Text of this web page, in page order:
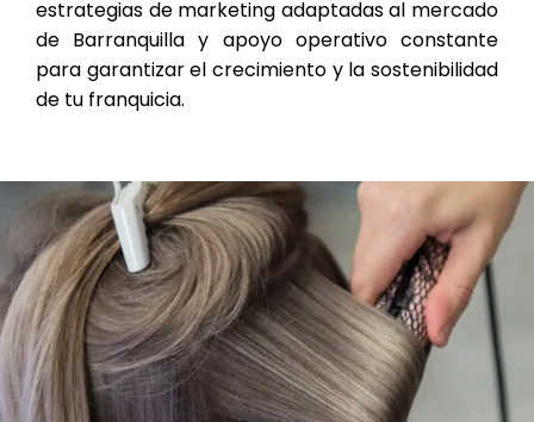
estrategias de marketing adaptadas al mercado
de Barranquilla y apoyo operativo constante
para garantizar el crecimiento y la sostenibilidad
de tu franquicia.